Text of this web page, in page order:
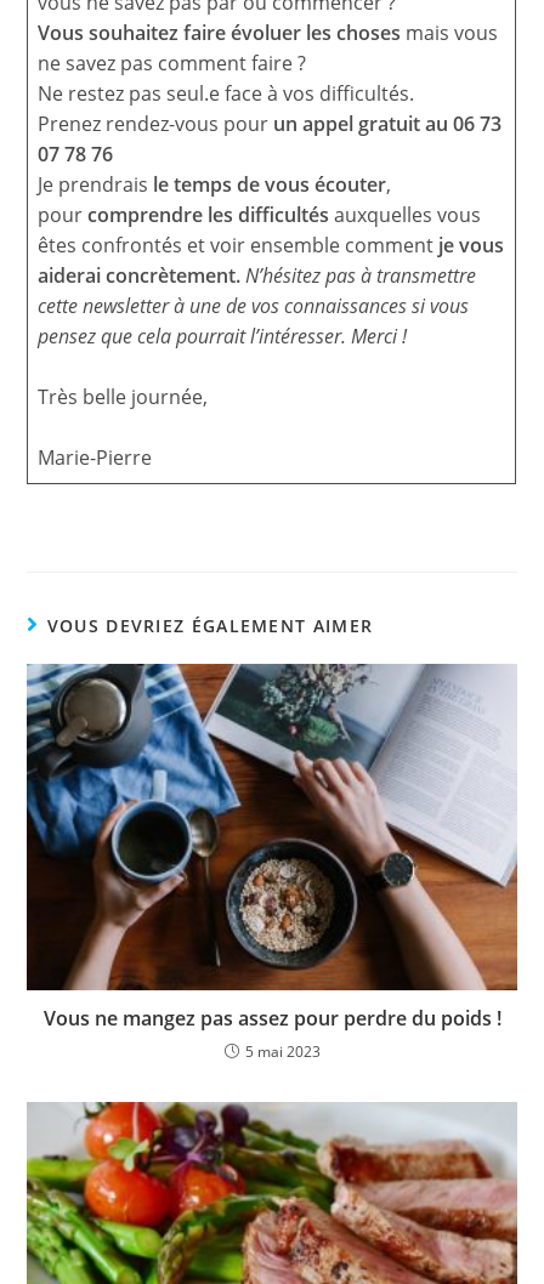
Vous souhaitez faire évoluer les choses mais vous
ne savez pas comment faire ?
Ne restez pas seul.e face à vos difficultés.
Prenez rendez-vous pour un appel gratuit au 06 73
07 78 76
Je prendrais le temps de vous écouter,
pourcomprendre les difficultés auxquelles vous
êtes confrontés et voir ensemble comment je vous
aiderai concrètement. N’hésitez pas à transmettre
cette newsletter à une de vos connaissances si vous
pensez que cela pourrait l’intéresser.Merci !
Très belle journée,
Marie-Pierre
VOUS DEVRIEZ ÉGALEMENT AIMER
Vous ne mangez pas assez pour perdre du poids !
5 mai 2023